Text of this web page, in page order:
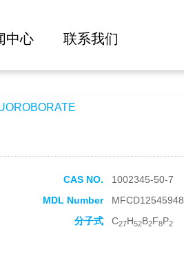
中心 联系我们
CAS NO.
1002345-50-7
MDL Number
MFCD12545948
分子式 C27H52B2F8P2